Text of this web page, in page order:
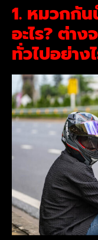
1. หมวกกั
อะไร? ต่า
ทั่วไปอย่าง